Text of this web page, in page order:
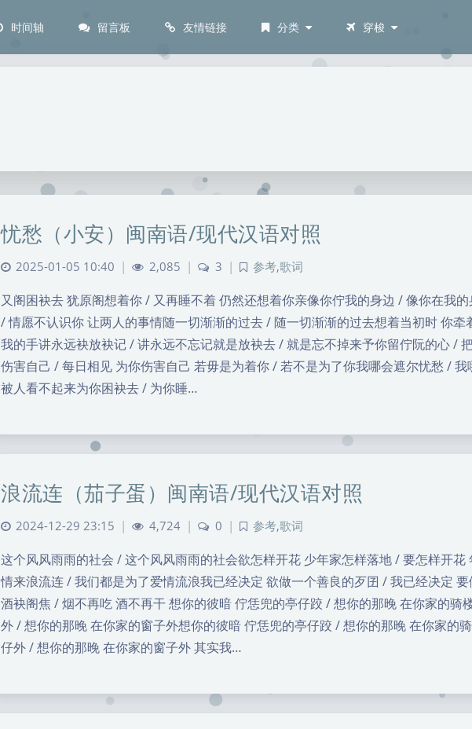
时间轴 留言板 友情链接 分类 穿梭
忧愁（小安）闽南语/现代汉语对照
2025-01-05 10:40 | 2,085 | 3 | 参考,歌词
又阁困袂去 犹原阁想着你 / 又再睡不着 仍然还想着你亲像你佇我的身边 / 像你在我
/ 情愿不认识你 让两人的事情随一切渐渐的过去 / 随一切渐渐的过去想着当初时 你
我的手讲永远袂放袂记 / 讲永远不忘记就是放袂去 / 就是忘不掉来予你留佇阮的心 /
伤害自己 / 每日相见 为你伤害自己 若毋是为着你 / 若不是为了你我哪会遮尔忧愁 /
被人看不起来为你困袂去 / 为你睡…
浪流连（茄子蛋）闽南语/现代汉语对照
2024-12-29 23:15 | 4,724 | 0 | 参考,歌词
这个风风雨雨的社会 / 这个风风雨雨的社会欲怎样开花 少年家怎样落地 / 要怎样开花
情来浪流连 / 我们都是为了爱情流浪我已经决定 欲做一个善良的歹囝 / 我已经决定
酒袂阁焦 / 烟不再吃 酒不再干 想你的彼暗 佇恁兜的亭仔跤 / 想你的那晚 在你家的骑
外 / 想你的那晚 在你家的窗子外想你的彼暗 佇恁兜的亭仔跤 / 想你的那晚 在你家的
仔外 / 想你的那晚 在你家的窗子外 其实我…